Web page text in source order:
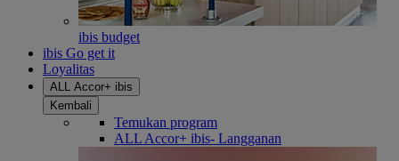
ibis budget
ibis Go get it
Loyalitas
ALL Accor+ ibis
Kembali
Temukan program
ALL Accor+ ibis- Langganan